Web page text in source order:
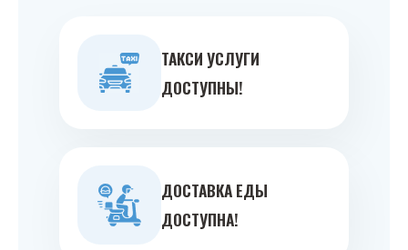
ТАКСИ УСЛУГИ
ДОСТУПНЫ!
ДОСТАВКА ЕДЫ
ДОСТУПНА!